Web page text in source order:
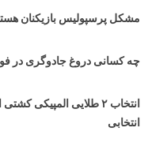
مشکل پرسپولیس بازیکنان
چه کسانی دروغ جادوگری در
انتخاب ۲ طلایی
انتخابی